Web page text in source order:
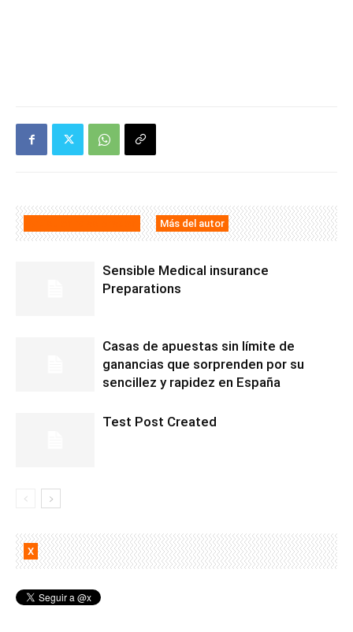
Más del autor
Sensible Medical insurance
Preparations
Casas de apuestas sin límite de
ganancias que sorprenden por su
sencillez y rapidez en España
Test Post Created
X